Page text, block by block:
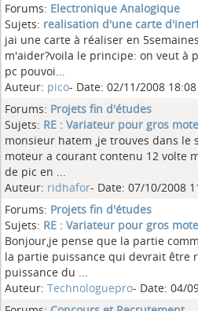
Forums: Electronique Analogique
Sujets: realisation d'une carte
jai une carte à réaliser en
m'aider?voila le principe: on veut à
pc pouvoi...
Auteur: pico- Date: 02/11/2008 18:08
Forums: Projets fin d'études
Sujets: RE : Variateur pour gros
monsieur hatem ,je trouves dans le
moteur a courant contenu 12 volte
de pic en ...
Auteur: ridhafor- Date: 07/10/2008
Forums: Projets fin d'études
Sujets: RE : Variateur pour gros
Bonjour,je pense que la partie
la partie puissance qui devrait être
puissance du ...
Auteur: Technologuepro- Date: 04/